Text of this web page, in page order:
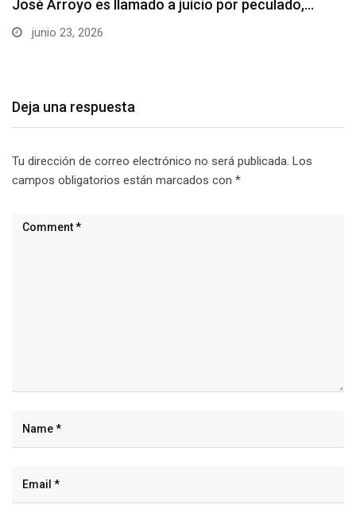
La Universidad Estatal de Milagro (UNEMI) impulsa
el…
Deja una respuesta
Tu dirección de correo electrónico no será publicada. Los
campos obligatorios están marcados con *